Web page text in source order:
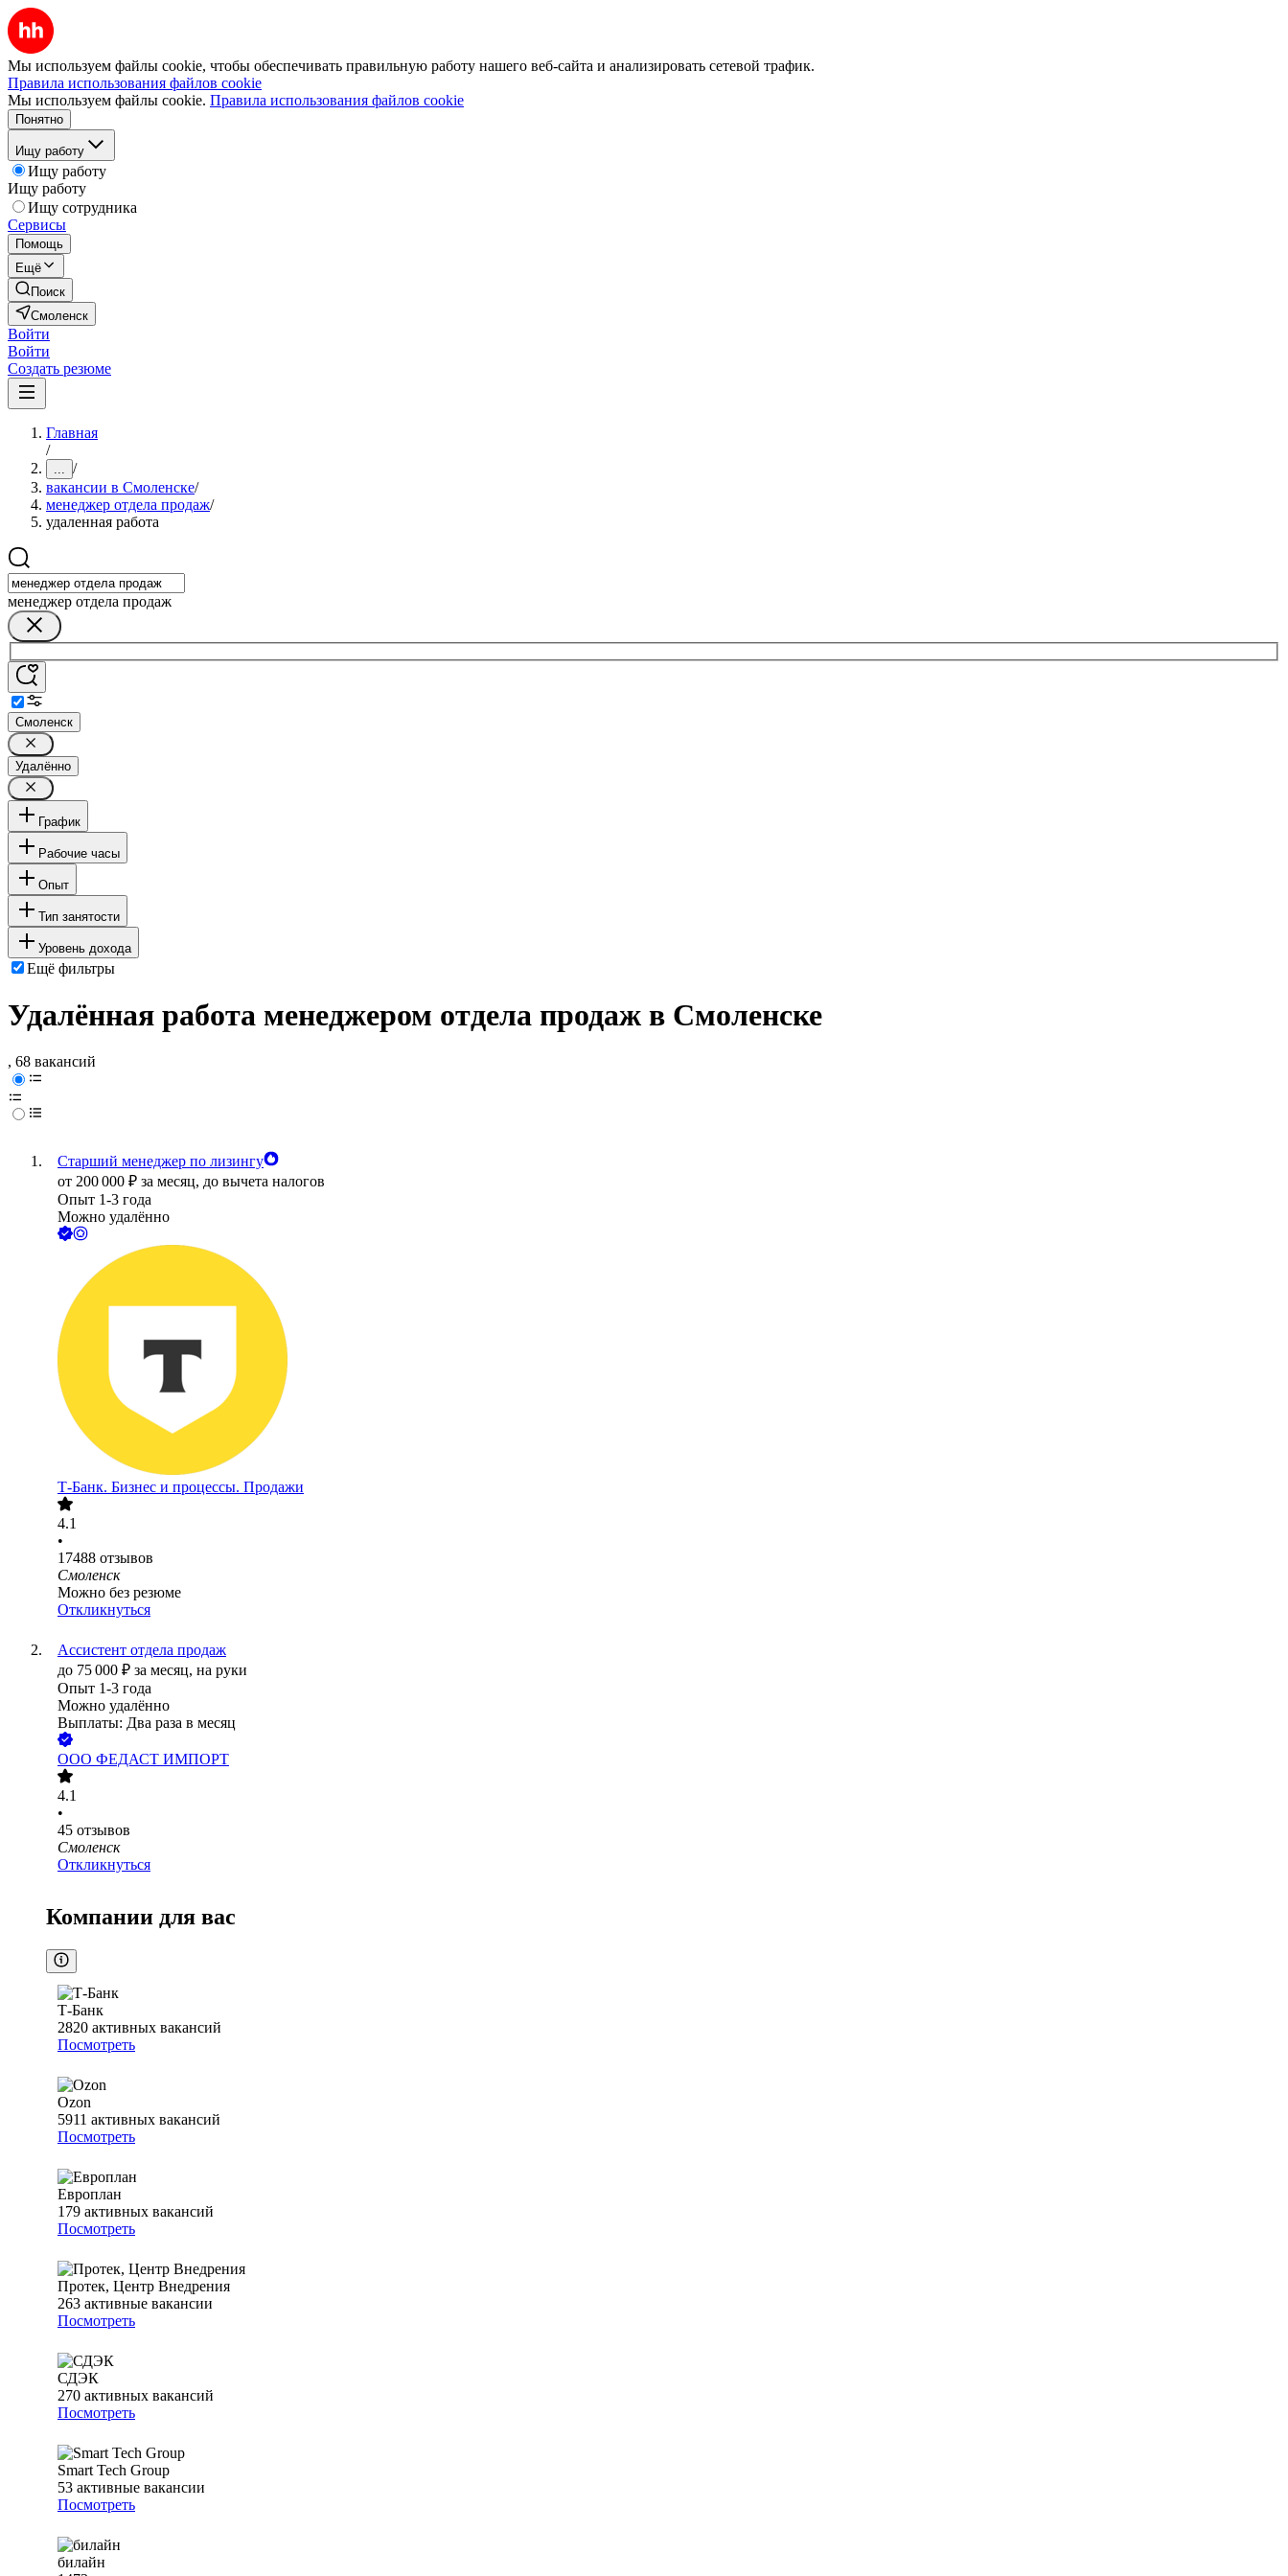
Мы используем файлы cookie, чтобы обеспечивать правильную работу нашего веб-сайта и анализировать сетевой трафик.
Правила использования файлов cookie
Мы используем файлы cookie. Правила использования файлов cookie
Понятно
Ищу работу
Ищу работу
Ищу работу
Ищу сотрудника
Сервисы
Помощь
Ещё
Поиск
Смоленск
Войти
Войти
Создать резюме
Главная
/
... /
вакансии в Смоленске/
менеджер отдела продаж/
удаленная работа
менеджер отдела продаж
Смоленск
Удалённо
График
Рабочие часы
Опыт
Тип занятости
Уровень дохода
Ещё фильтры
Удалённая работа менеджером отдела продаж в Смоленске
, 68 вакансий
Старший менеджер по лизингу
от 200 000 ₽ за месяц, до вычета налогов
Опыт 1-3 года
Можно удалённо
Т-Банк. Бизнес и процессы. Продажи
4.1
•
17488 отзывов
Смоленск
Можно без резюме
Откликнуться
Ассистент отдела продаж
до 75 000 ₽ за месяц, на руки
Опыт 1-3 года
Можно удалённо
Выплаты: Два раза в месяц
ООО ФЕДАСТ ИМПОРТ
4.1
•
45 отзывов
Смоленск
Откликнуться
Компании для вас
Т-Банк
2820 активных вакансий
Посмотреть
Ozon
5911 активных вакансий
Посмотреть
Европлан
179 активных вакансий
Посмотреть
Протек, Центр Внедрения
263 активные вакансии
Посмотреть
СДЭК
270 активных вакансий
Посмотреть
Smart Tech Group
53 активные вакансии
Посмотреть
билайн